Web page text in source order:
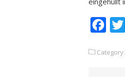
Category: